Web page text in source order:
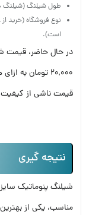
طول شیلنگ (شیلنگ‌
نوع فروشگاه (خرید
است).
قیمت ناشی از کیفیت
نتیجه گیری
مناسب، یکی از